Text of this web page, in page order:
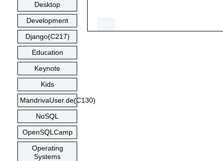
Desktop
Development
Django(C217)
Education
Keynote
Kids
MandrivaUser.de(C130)
NoSQL
OpenSQLCamp
Operating
Systems